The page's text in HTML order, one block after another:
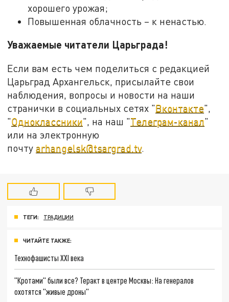
хорошего урожая;
Повышенная облачность – к ненастью.
Уважаемые читатели Царьграда!
Если вам есть чем поделиться с редакцией
Царьград Архангельск, присылайте свои
наблюдения, вопросы и новости на наши
странички в социальных сетях "Вконтакте",
"Одноклассники", на наш "Телеграм-канал"
или на электронную
почтуarhangelsk@tsargrad.tv.
ТЕГИ: ТРАДИЦИИ
ЧИТАЙТЕ ТАКЖЕ:
Технофашисты XXI века
"Кротами" были все? Теракт в центре Москвы: На генералов
охотятся "живые дроны"